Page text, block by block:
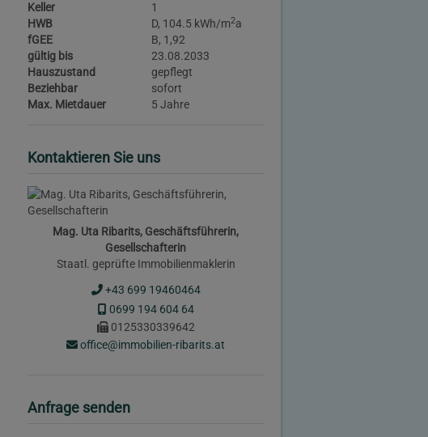
Keller
1
HWB
D, 104.5 kWh/m2a
fGEE
B, 1,92
gültig bis
23.08.2033
Hauszustand
gepflegt
Beziehbar
sofort
Max. Mietdauer
5 Jahre
Kontaktieren Sie uns
Mag. Uta Ribarits, Geschäftsführerin,
Gesellschafterin
Staatl. geprüfte Immobilienmaklerin
+43 699 19460464
0699 194 604 64
0125330339642
office@immobilien-ribarits.at
Anfrage senden